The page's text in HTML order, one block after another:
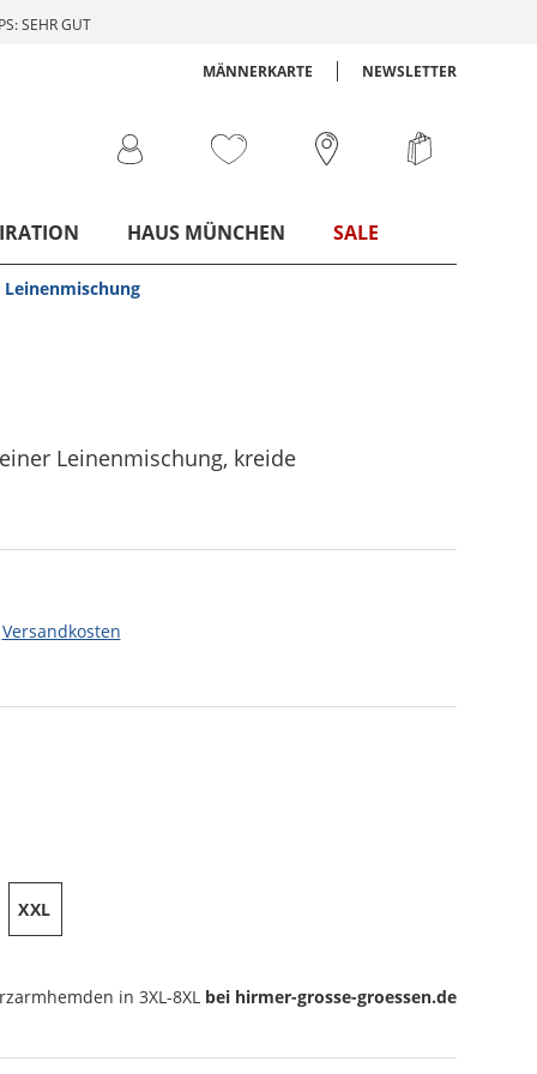
SEHR GUT
MÄNNERKARTE NEWSLETTER
HAUS MÜNCHEN SALE
Leinenmischung, kreide
Versandkosten
XXL
in 3XL-8XL bei hirmer-grosse-groessen.de